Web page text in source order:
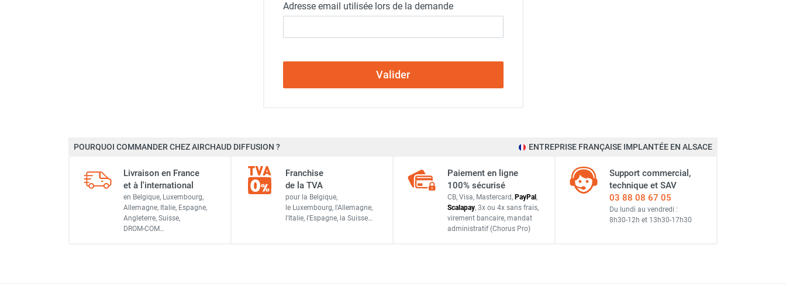
Déstratificateur industriel caréné
Déstratificateur Airius
VMC
Caisson d'Extraction VMC Collective
Caisson d'Extraction VMC tertiaire
Déshumidificateur d'air
Adresse email utilisée lors de la demande
Valider
POURQUOI COMMANDER CHEZ AIRCHAUD DIFFUSION ? ENTREPRISE FRANÇAISE IMPLANTÉE EN ALSACE
Livraison en France
et à l'international
en Belgique, Luxembourg,
Allemagne, Italie, Espagne,
Angleterre, Suisse,
DROM-COM…
Franchise
de la TVA
pour la Belgique,
le Luxembourg, l'Allemagne,
l'Italie, l'Espagne, la Suisse…
Paiement en ligne
100% sécurisé
CB, Visa, Mastercard, PayPal ,
Scalapay, 3x ou 4x sans frais,
virement bancaire, mandat
administratif (Chorus Pro)
Support commercial,
technique et SAV
03 88 08 67 05
Du lundi au vendredi :
8h30-12h et 13h30-17h30